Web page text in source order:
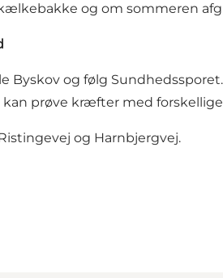
og om sommeren
Byskov og følg
prøve kræfter med forskellige
og Harnbjergvej.